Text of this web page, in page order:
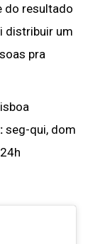
do resultado
distribuir um
pra
seg-qui, dom